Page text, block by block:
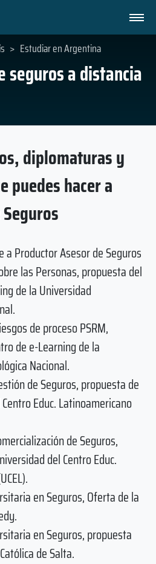
seguros a distancia
> Estudiar en Argentina
diplomaturas y
puedes hacer a
a Productor Asesor de Seguros
las Personas, propuesta del
de la Universidad
de proceso PSRM,
de e-Learning de la
Nacional.
de Seguros, propuesta de
Educ. Latinoamericano
de Seguros,
del Centro Educ.
en Seguros, Oferta de la
en Seguros, propuesta
de Salta.